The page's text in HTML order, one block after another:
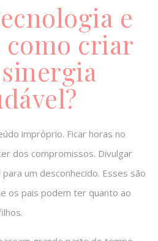
e
como criar
impróprio. Ficar horas no
dos compromissos. Divulgar
um desconhecido. Esses são
os pais podem ter quanto ao